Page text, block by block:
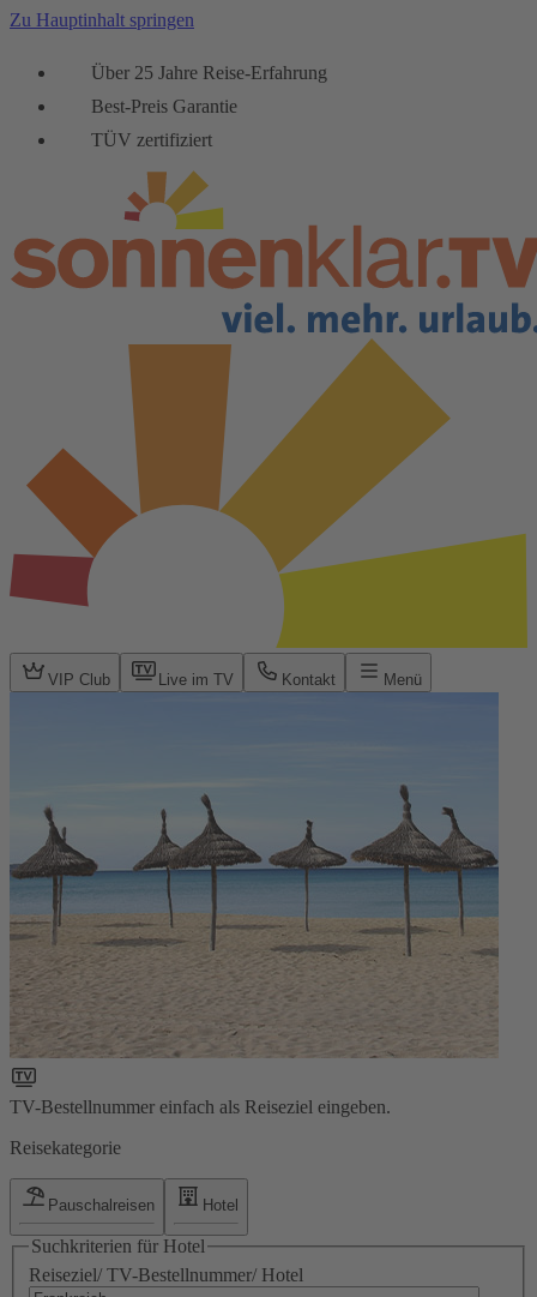
Zu Hauptinhalt springen
Über 25 Jahre Reise-Erfahrung
Best-Preis Garantie
TÜV zertifiziert
VIP Club Live im TV Kontakt Menü
TV-Bestellnummer einfach als Reiseziel eingeben.
Reisekategorie
Pauschalreisen Hotel
Suchkriterien für Hotel
Reiseziel/ TV-Bestellnummer/ Hotel